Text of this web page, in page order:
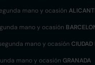
mano y ocasión
mano y ocasión
mano y ocasión CIUDAD
mano y ocasión GRANADA